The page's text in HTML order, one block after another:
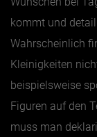
kommt und
Wahrscheinlich
Kleinigkeiten
beispielsweise
Figuren auf den
muss man